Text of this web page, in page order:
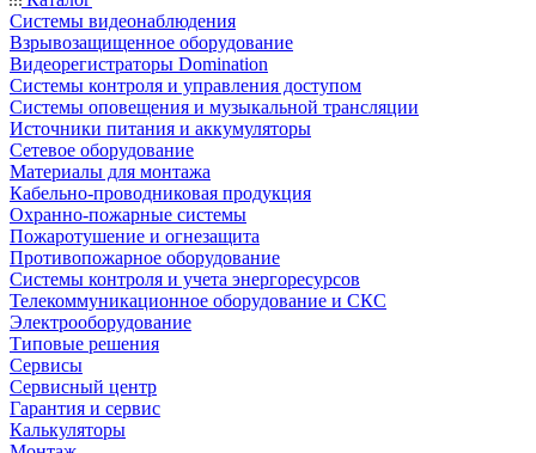
Системы видеонаблюдения
Взрывозащищенное оборудование
Видеорегистраторы Domination
Системы контроля и управления доступом
Системы оповещения и музыкальной трансляции
Источники питания и аккумуляторы
Сетевое оборудование
Материалы для монтажа
Кабельно-проводниковая продукция
Охранно-пожарные системы
Пожаротушение и огнезащита
Противопожарное оборудование
Системы контроля и учета энергоресурсов
Телекоммуникационное оборудование и СКС
Электрооборудование
Типовые решения
Сервисы
Сервисный центр
Гарантия и сервис
Калькуляторы